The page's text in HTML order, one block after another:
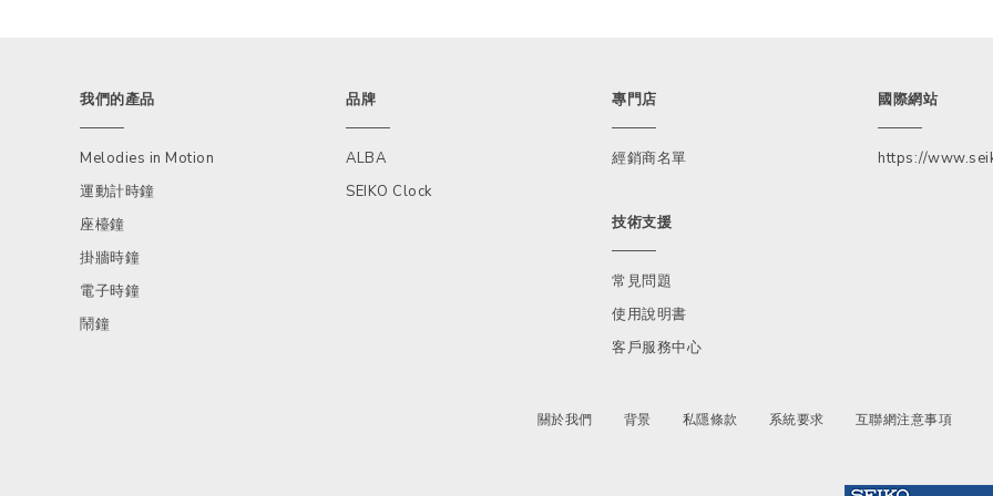
我們的產品
Melodies in Motion
運動計時鐘
座檯鐘
掛牆時鐘
電子時鐘
鬧鐘
品牌
ALBA
SEIKO Clock
專門店
經銷商名單
技術支援
常見問題
使用說明書
客戶服務中心
國際網站
https://
關於我們 背景 私隱條款 系統要求 互聯網注意事項